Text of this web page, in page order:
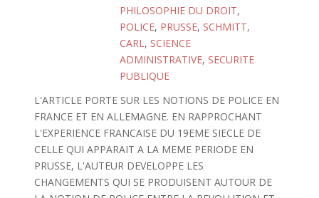
PHILOSOPHIE DU DROIT,
POLICE, PRUSSE, SCHMITT,
CARL, SCIENCE
ADMINISTRATIVE, SECURITE
PUBLIQUE
L'ARTICLE PORTE SUR LES NOTIONS DE POLICE EN
FRANCE ET EN ALLEMAGNE. EN RAPPROCHANT
L'EXPERIENCE FRANCAISE DU 19EME SIECLE DE
CELLE QUI APPARAIT A LA MEME PERIODE EN
PRUSSE, L'AUTEUR DEVELOPPE LES
CHANGEMENTS QUI SE PRODUISENT AUTOUR DE